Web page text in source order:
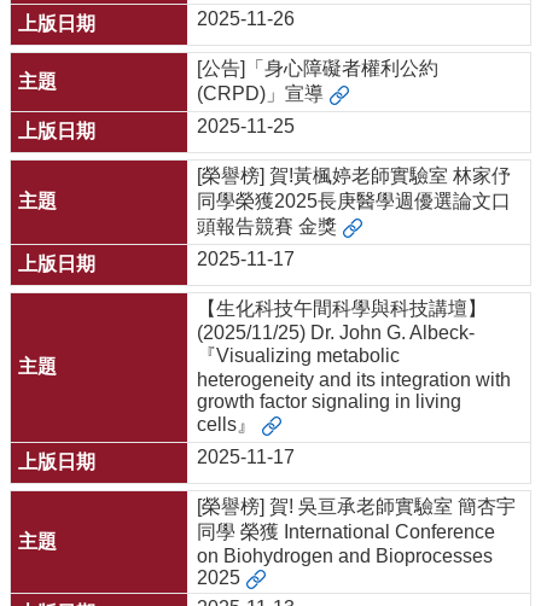
2025-11-26
[公告]「身心障礙者權利公約
(CRPD)」宣導
2025-11-25
[榮譽榜] 賀!黃楓婷老師實驗室 林家伃
同學榮獲2025長庚醫學週優選論文口
頭報告競賽 金獎
2025-11-17
【生化科技午間科學與科技講壇】
(2025/11/25) Dr. John G. Albeck-
『Visualizing metabolic
heterogeneity and its integration with
growth factor signaling in living
cells』
2025-11-17
[榮譽榜] 賀! 吳亘承老師實驗室 簡杏宇
同學 榮獲 International Conference
on Biohydrogen and Bioprocesses
2025